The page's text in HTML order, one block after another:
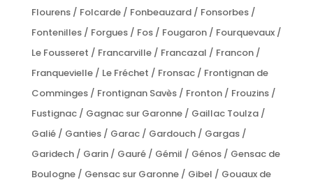
Flourens / Folcarde / Fonbeauzard / Fonsorbes /
Fontenilles / Forgues / Fos / Fougaron / Fourquevaux /
Le Fousseret / Francarville / Francazal / Francon /
Franquevielle / Le Fréchet / Fronsac / Frontignan de
Comminges / Frontignan Savès / Fronton / Frouzins /
Fustignac / Gagnac sur Garonne / Gaillac Toulza /
Galié / Ganties / Garac / Gardouch / Gargas /
Garidech / Garin / Gauré / Gémil / Génos / Gensac de
Boulogne / Gensac sur Garonne / Gibel / Gouaux de